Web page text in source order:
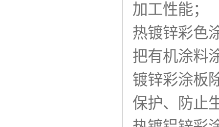
加工性能；
热镀锌彩色
把有机涂料
镀锌彩涂板
保护、防止